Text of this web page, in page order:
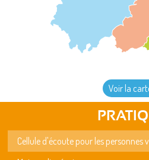
Voir la
Cellule d'écoute pour les personnes